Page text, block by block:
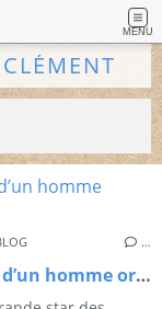
MENU
…
Paul Newman, La vie extraordinaire d’un homme ordinaire, La table ronde, 2023